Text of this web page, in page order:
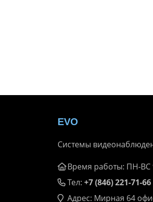
EVO
Системы
Время работы: ПН-ВС
Тел: +7 (846) 221-71-66
Адрес: Мирная 64